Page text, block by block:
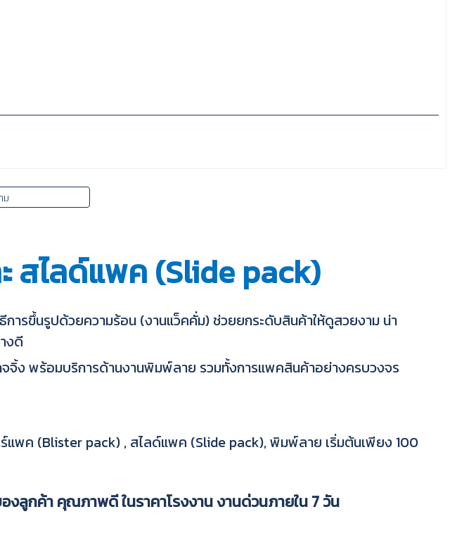
ม
สไลด์แพค (Slide pack)
รขึ้นรูปด้วยความร้อน (งานแว็คคั่ม) ช่วยยกระดับสินค้าให้ดูสวยงาม น่า
งดี
ง พร้อมบริการด้านงานพิมพ์ลาย รวมทั้งการแพคสินค้าอย่างครบวงจร
พค (Blister pack) , สไลด์แพค (Slide pack), พิมพ์ลาย เริ่มต้นเพียง 100
ลูกค้า คุณภาพดี ในราคาโรงงาน งานด่วนภายใน 7 วัน